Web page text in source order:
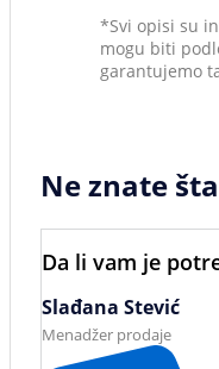
*Svi opisi su
mogu biti
garantujemo
Ne znate
Da li vam je
Slađana Stević
Menadžer prodaje